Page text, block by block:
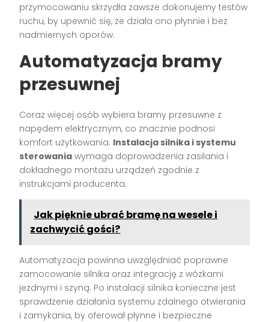
przymocowaniu skrzydła zawsze dokonujemy testów
ruchu, by upewnić się, że działa ono płynnie i bez
nadmiernych oporów.
Automatyzacja bramy
przesuwnej
Coraz więcej osób wybiera bramy przesuwne z
napędem elektrycznym, co znacznie podnosi
komfort użytkowania. Instalacja silnika i systemu
sterowania wymaga doprowadzenia zasilania i
dokładnego montażu urządzeń zgodnie z
instrukcjami producenta.
Jak pięknie ubrać bramę na wesele i
zachwycić gości?
Automatyzacja powinna uwzględniać poprawne
zamocowanie silnika oraz integrację z wózkami
jezdnymi i szyną. Po instalacji silnika konieczne jest
sprawdzenie działania systemu zdalnego otwierania
i zamykania, by oferował płynne i bezpieczne